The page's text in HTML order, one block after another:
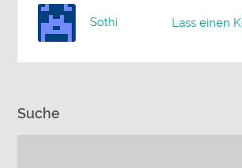
Lass einen
Sothi
Suche